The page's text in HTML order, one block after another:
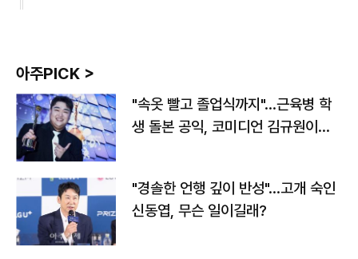
아주PICK >
"속옷 빨고 졸업식까지"…근육병 학
생 돌본 공익, 코미디언 김규원이었
"경솔한 언행 깊이 반성"…고개 숙인
신동엽, 무슨 일이길래?